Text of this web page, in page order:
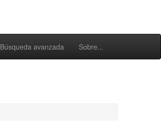
Búsqueda avanzada Sobre...